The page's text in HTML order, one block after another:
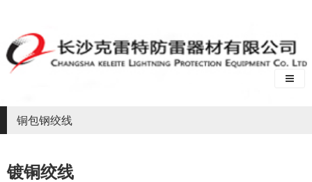
铜包钢绞线
镀铜绞线